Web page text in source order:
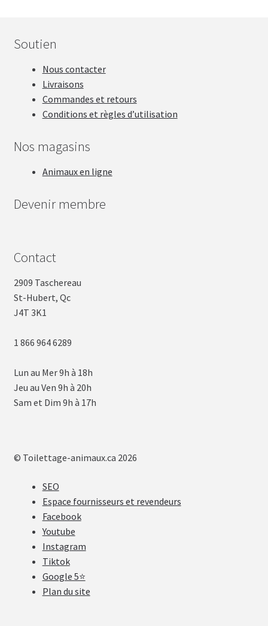
Soutien
Nous contacter
Livraisons
Commandes et retours
Conditions et règles d’utilisation
Nos magasins
Animaux en ligne
Devenir membre
Contact
2909 Taschereau
St-Hubert, Qc
J4T 3K1
1 866 964 6289
Lun au Mer 9h à 18h
Jeu au Ven 9h à 20h
Sam et Dim 9h à 17h
© Toilettage-animaux.ca 2026
SEO
Espace fournisseurs et revendeurs
Facebook
Youtube
Instagram
Tiktok
Google 5⭐
Plan du site